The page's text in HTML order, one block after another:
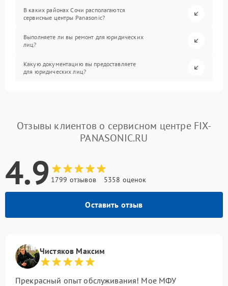
В каких районах Сочи располагаются
сервисные центры Panasonic?
Выполняете ли вы ремонт для юридических
лиц?
Какую документацию вы предоставляете
для юридических лиц?
Отзывы клиентов о сервисном центре FIX-
PANASONIC.RU
4.9 1799 отзывов 5358 оценок
Оставить отзыв
Чистяков Максим
Прекрасный опыт обслуживания! Мое МФУ